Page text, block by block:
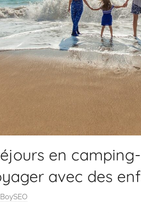
en
avec des